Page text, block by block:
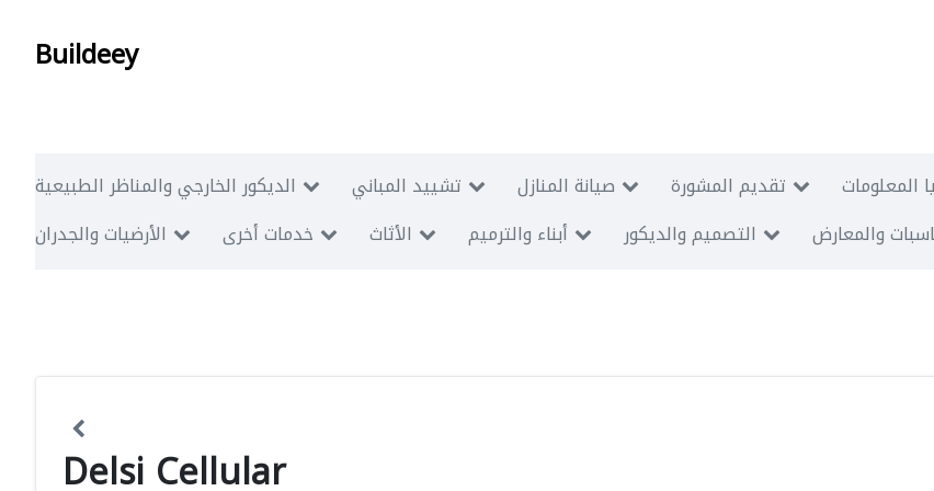
Buildeey
الديكور الخارجي والمناظر الطبيعية تشييد المباني صيانة المنازل تقديم المشورة
المعلومات
الأرضيات والجدران
خدمات أخرى الأثاث أبناء والترميم التصميم والديكور والمعارض
Delsi Cellular